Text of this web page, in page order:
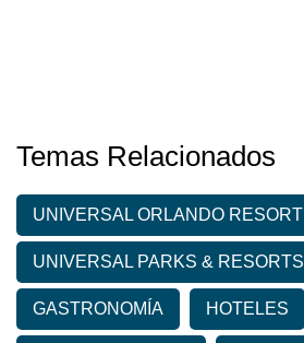
Temas Relacionados
UNIVERSAL ORLANDO RESORT
UNIVERSAL PARKS & RESORTS
GASTRONOMÍA HOTELES